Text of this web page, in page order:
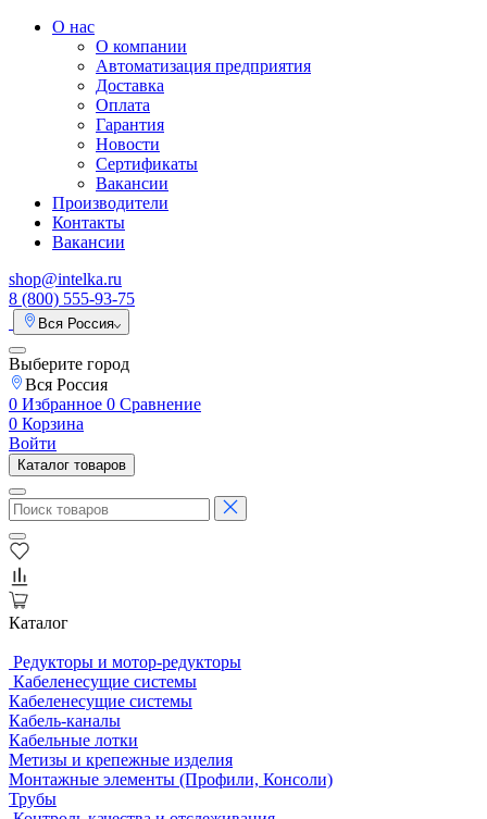
О нас
О компании
Автоматизация предприятия
Доставка
Оплата
Гарантия
Новости
Сертификаты
Вакансии
Производители
Контакты
Вакансии
shop@intelka.ru
8 (800) 555-93-75
Вся Россия
Выберите город
Вся Россия
0 Избранное 0 Сравнение
0 Корзина
Войти
Каталог товаров
Каталог
Редукторы и мотор-редукторы
Кабеленесущие системы
Кабеленесущие системы
Кабель-каналы
Кабельные лотки
Метизы и крепежные изделия
Монтажные элементы (Профили, Консоли)
Трубы